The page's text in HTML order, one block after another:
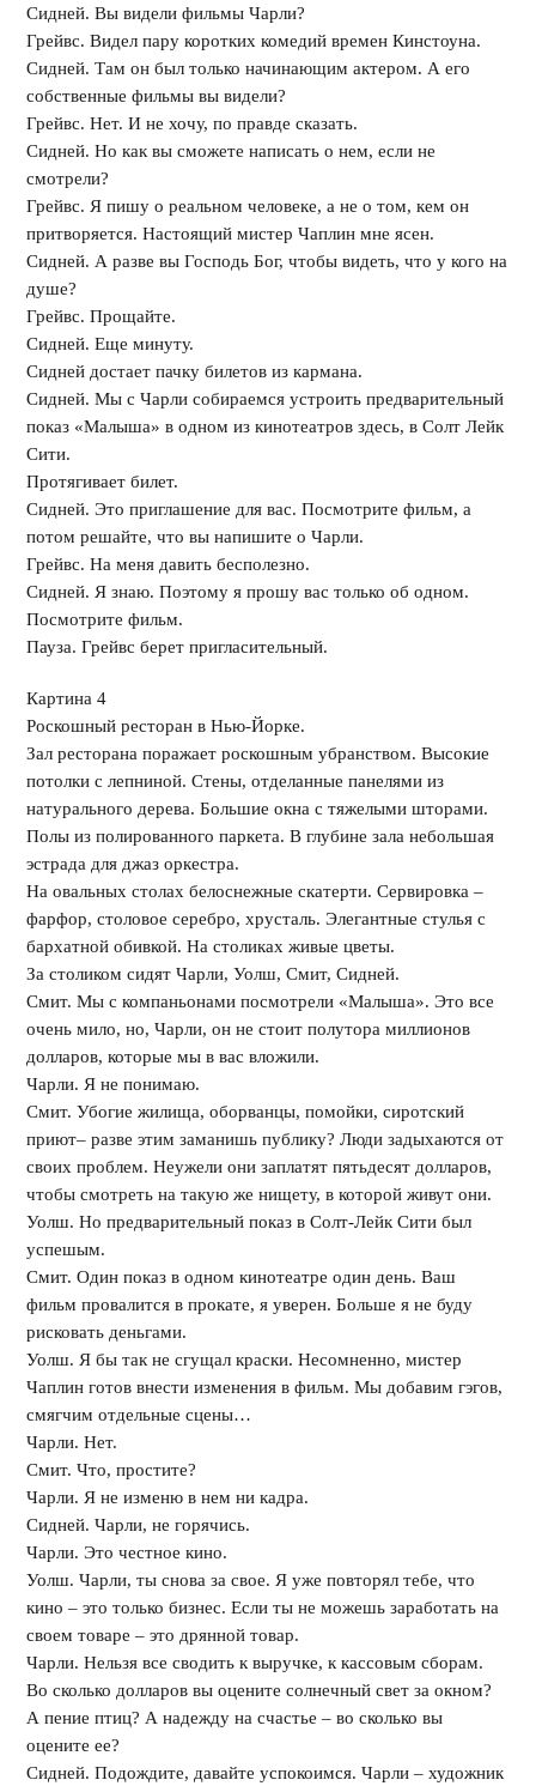
Сидней. Вы видели фильмы Чарли?
Грейвс. Видел пару коротких комедий времен Кинстоуна.
Сидней. Там он был только начинающим актером. А его
собственные фильмы вы видели?
Грейвс. Нет. И не хочу, по правде сказать.
Сидней. Но как вы сможете написать о нем, если не
смотрели?
Грейвс. Я пишу о реальном человеке, а не о том, кем он
притворяется. Настоящий мистер Чаплин мне ясен.
Сидней. А разве вы Господь Бог, чтобы видеть, что у кого на
душе?
Грейвс. Прощайте.
Сидней. Еще минуту.
Сидней достает пачку билетов из кармана.
Сидней. Мы с Чарли собираемся устроить предварительный
показ «Малыша» в одном из кинотеатров здесь, в Солт Лейк
Сити.
Протягивает билет.
Сидней. Это приглашение для вас. Посмотрите фильм, а
потом решайте, что вы напишите о Чарли.
Грейвс. На меня давить бесполезно.
Сидней. Я знаю. Поэтому я прошу вас только об одном.
Посмотрите фильм.
Пауза. Грейвс берет пригласительный.
Картина 4
Роскошный ресторан в Нью-Йорке.
Зал ресторана поражает роскошным убранством. Высокие
потолки с лепниной. Стены, отделанные панелями из
натурального дерева. Большие окна с тяжелыми шторами.
Полы из полированного паркета. В глубине зала небольшая
эстрада для джаз оркестра.
На овальных столах белоснежные скатерти. Сервировка –
фарфор, столовое серебро, хрусталь. Элегантные стулья с
бархатной обивкой. На столиках живые цветы.
За столиком сидят Чарли, Уолш, Смит, Сидней.
Смит. Мы с компаньонами посмотрели «Малыша». Это все
очень мило, но, Чарли, он не стоит полутора миллионов
долларов, которые мы в вас вложили.
Чарли. Я не понимаю.
Смит. Убогие жилища, оборванцы, помойки, сиротский
приют– разве этим заманишь публику? Люди задыхаются от
своих проблем. Неужели они заплатят пятьдесят долларов,
чтобы смотреть на такую же нищету, в которой живут они.
Уолш. Но предварительный показ в Солт-Лейк Сити был
успешым.
Смит. Один показ в одном кинотеатре один день. Ваш
фильм провалится в прокате, я уверен. Больше я не буду
рисковать деньгами.
Уолш. Я бы так не сгущал краски. Несомненно, мистер
Чаплин готов внести изменения в фильм. Мы добавим гэгов,
смягчим отдельные сцены…
Чарли. Нет.
Смит. Что, простите?
Чарли. Я не изменю в нем ни кадра.
Сидней. Чарли, не горячись.
Чарли. Это честное кино.
Уолш. Чарли, ты снова за свое. Я уже повторял тебе, что
кино – это только бизнес. Если ты не можешь заработать на
своем товаре – это дрянной товар.
Чарли. Нельзя все сводить к выручке, к кассовым сборам.
Во сколько долларов вы оцените солнечный свет за окном?
А пение птиц? А надежду на счастье – во сколько вы
оцените ее?
Сидней. Подождите, давайте успокоимся. Чарли – художник